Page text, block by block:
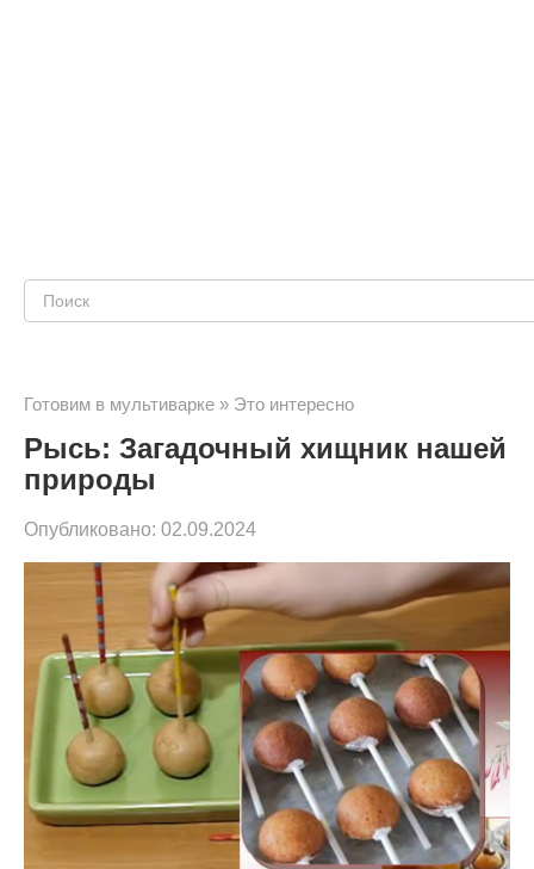
Поиск:
Готовим в мультиварке » Это интересно
Рысь: Загадочный хищник нашей
природы
Опубликовано: 02.09.2024